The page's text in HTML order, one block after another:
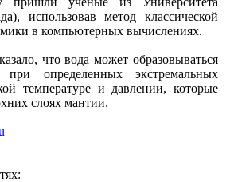
использовав метод классической
в компьютерных вычислениях.
что вода может образовываться
определенных экстремальных
температуре и давлении, которые
слоях мантии.